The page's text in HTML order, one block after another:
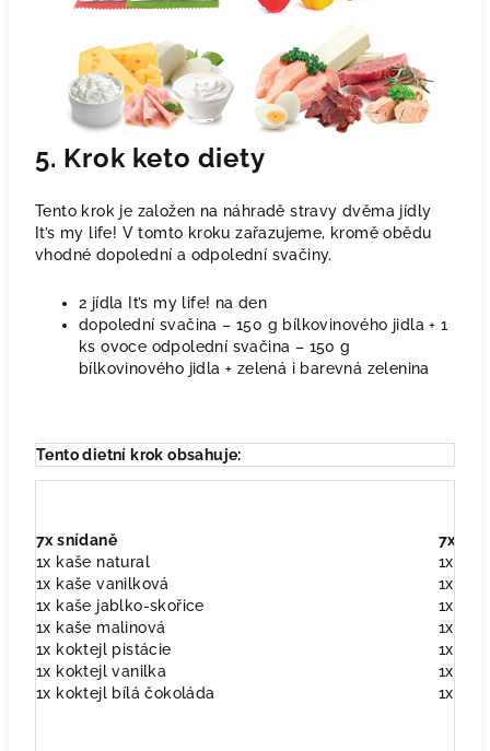
5. Krok keto diety
Tento krok je založen na náhradě stravy dvěma jídly
It’s my life! V tomto kroku zařazujeme, kromě obědu
vhodné dopolední a odpolední svačiny.
2 jídla It’s my life! na den
dopolední svačina – 150 g bílkovinového jidla + 1
ks ovoce odpolední svačina – 150 g
bílkovinového jidla + zelená i barevná zelenina
Tento dietní krok obsahuje:
7x snídaně
7x
1x kaše natural
1x
1x kaše vanilková
1x
1x kaše jablko-skořice
1x
1x kaše malinová
1x
1x koktejl pistácie
1x
1x koktejl vanilka
1x
1x koktejl bílá čokoláda
1x